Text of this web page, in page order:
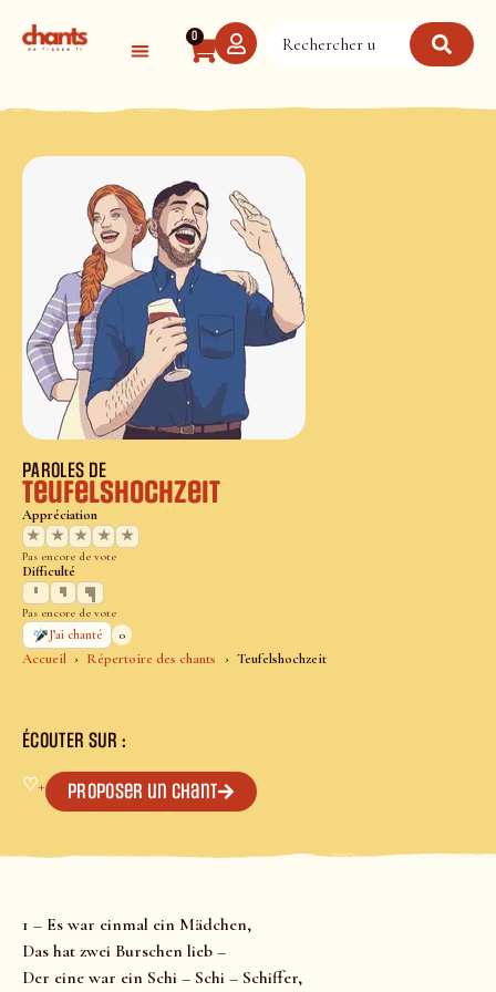
0
Accueil Répertoire des chants Teufelshochzeit
PAROLES DE
Teufelshochzeit
Appréciation
★
★ ★ ★ ★
Pas encore de vote
Difficulté
Pas encore de vote
J’ai chanté
0
ÉCOUTER SUR :
♡+ Proposer un chant
1 – Es war einmal ein Mädchen,
Das hat zwei Burschen lieb –
Der eine war ein Schi – Schi – Schiffer,